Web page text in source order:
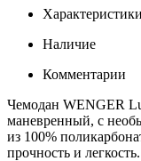
Характеристики
Наличие
Комментарии
Чемодан WENGER
маневренный, с
из 100%
прочность и